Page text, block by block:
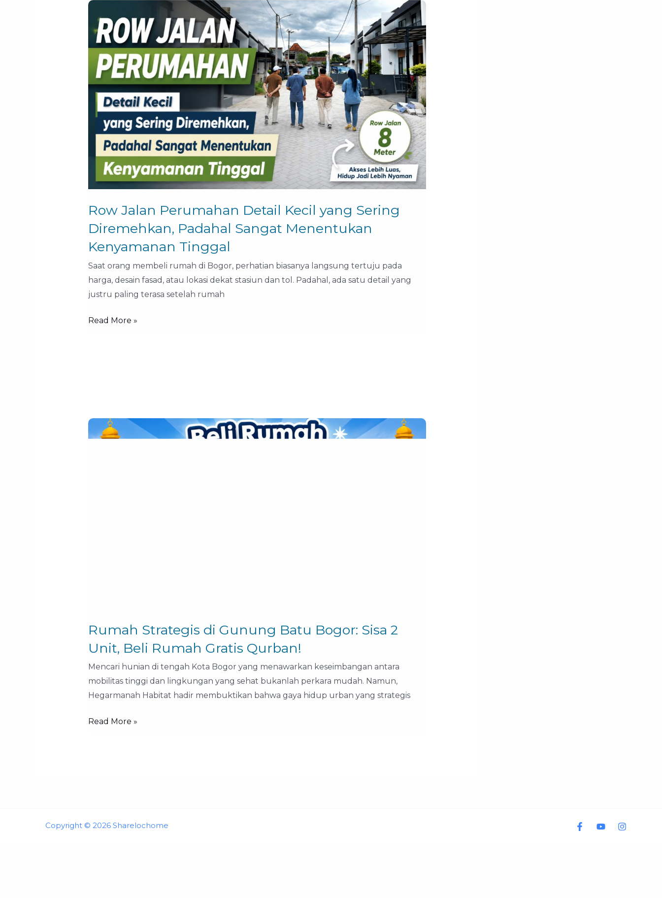
Row Jalan Perumahan Detail Kecil yang Sering
Diremehkan, Padahal Sangat Menentukan
Kenyamanan Tinggal
Saat orang membeli rumah di Bogor, perhatian biasanya langsung tertuju pada
harga, desain fasad, atau lokasi dekat stasiun dan tol. Padahal, ada satu detail yang
justru paling terasa setelah rumah
Row
Jalan
Perumahan
Detail
Kecil
yang
Sering
Diremehkan,
Padahal
Sangat
Menentukan
Kenyamanan
Tinggal
Read More »
Rumah Strategis di Gunung Batu Bogor: Sisa 2
Unit, Beli Rumah Gratis Qurban!
Mencari hunian di tengah Kota Bogor yang menawarkan keseimbangan antara
mobilitas tinggi dan lingkungan yang sehat bukanlah perkara mudah. Namun,
Hegarmanah Habitat hadir membuktikan bahwa gaya hidup urban yang strategis
Rumah
Strategis
Read More »
Copyright © 2026 Sharelochome